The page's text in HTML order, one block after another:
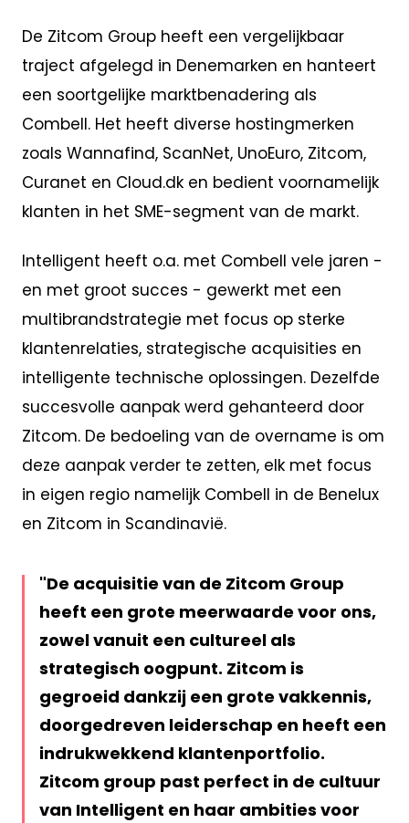
De Zitcom Group heeft een vergelijkbaar
traject afgelegd in Denemarken en hanteert
een soortgelijke marktbenadering als
Combell. Het heeft diverse hostingmerken
zoals Wannafind, ScanNet, UnoEuro, Zitcom,
Curanet en Cloud.dk en bedient voornamelijk
klanten in het SME-segment van de markt.
Intelligent heeft o.a. met Combell vele jaren -
en met groot succes - gewerkt met een
multibrandstrategie met focus op sterke
klantenrelaties, strategische acquisities en
intelligente technische oplossingen. Dezelfde
succesvolle aanpak werd gehanteerd door
Zitcom. De bedoeling van de overname is om
deze aanpak verder te zetten, elk met focus
in eigen regio namelijk Combell in de Benelux
en Zitcom in Scandinavië.
De acquisitie van de Zitcom Group
heeft een grote meerwaarde voor ons,
zowel vanuit een cultureel als
strategisch oogpunt. Zitcom is
gegroeid dankzij een grote vakkennis,
doorgedreven leiderschap en heeft een
indrukwekkend klantenportfolio.
Zitcom group past perfect in de cultuur
van Intelligent en haar ambities voor